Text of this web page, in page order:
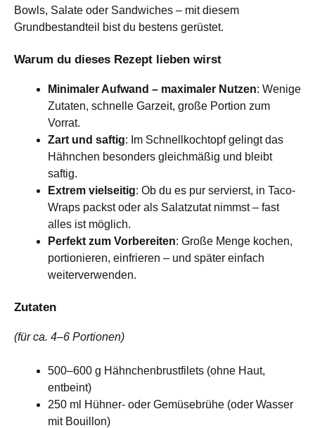
Bowls, Salate oder Sandwiches – mit diesem
Grundbestandteil bist du bestens gerüstet.
Warum du dieses Rezept lieben wirst
Minimaler Aufwand – maximaler Nutzen: Wenige
Zutaten, schnelle Garzeit, große Portion zum
Vorrat.
Zart und saftig: Im Schnellkochtopf gelingt das
Hähnchen besonders gleichmäßig und bleibt
saftig.
Extrem vielseitig: Ob du es pur servierst, in Taco-
Wraps packst oder als Salatzutat nimmst – fast
alles ist möglich.
Perfekt zum Vorbereiten: Große Menge kochen,
portionieren, einfrieren – und später einfach
weiterverwenden.
Zutaten
(für ca. 4–6 Portionen)
500–600 g Hähnchenbrustfilets (ohne Haut,
entbeint)
250 ml Hühner- oder Gemüsebrühe (oder Wasser
mit Bouillon)